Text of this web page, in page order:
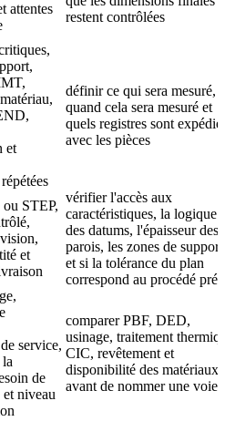
attentes
restent contrôlées
et
définir ce qui sera mesuré,
quand cela sera mesuré et
quels registres sont
avec les pièces
STEP,
et
vérifier l'accès aux
caractéristiques, la logique
des datums, l'épaisseur des
parois, les zones de
et si la tolérance du plan
correspond au procédé
service,
de
niveau
comparer PBF, DED,
usinage, traitement
CIC, revêtement et
disponibilité des matériaux
avant de nommer une voie